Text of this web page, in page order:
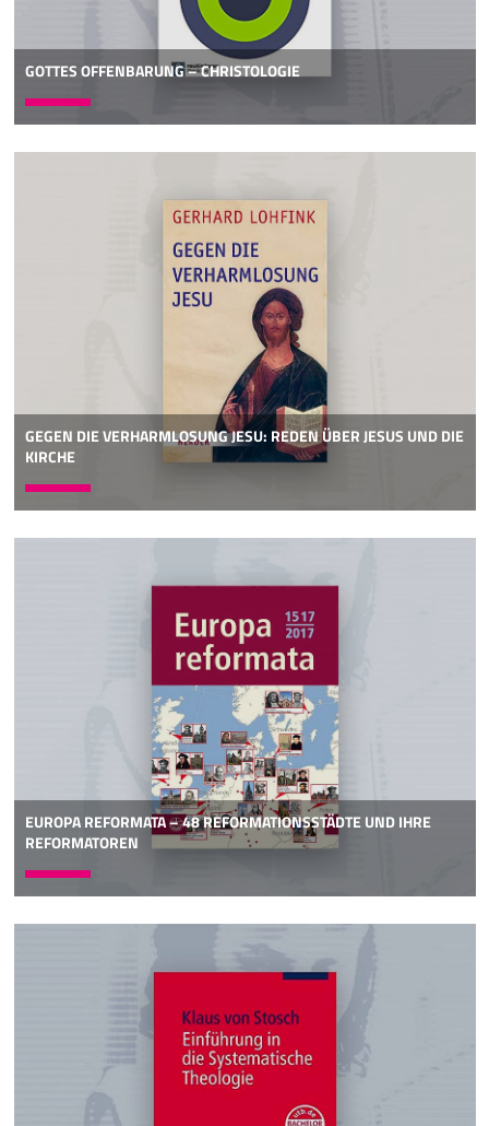
GOTTES OFFENBARUNG – CHRISTOLOGIE
GEGEN DIE VERHARMLOSUNG JESU: REDEN ÜBER JESUS UND DIE
KIRCHE
EUROPA REFORMATA – 48 REFORMATIONSSTÄDTE UND IHRE
REFORMATOREN